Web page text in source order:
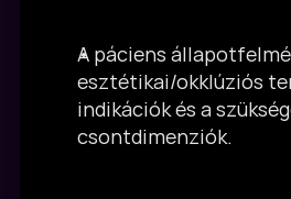
A páciens
esztétikai/okklúziós
indikációk és a
csontdimenziók.